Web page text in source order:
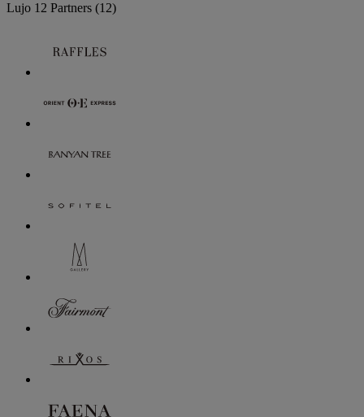
Lujo 12 Partners (12)